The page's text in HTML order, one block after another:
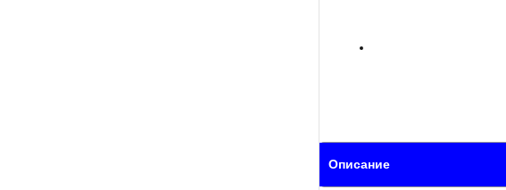
Описание